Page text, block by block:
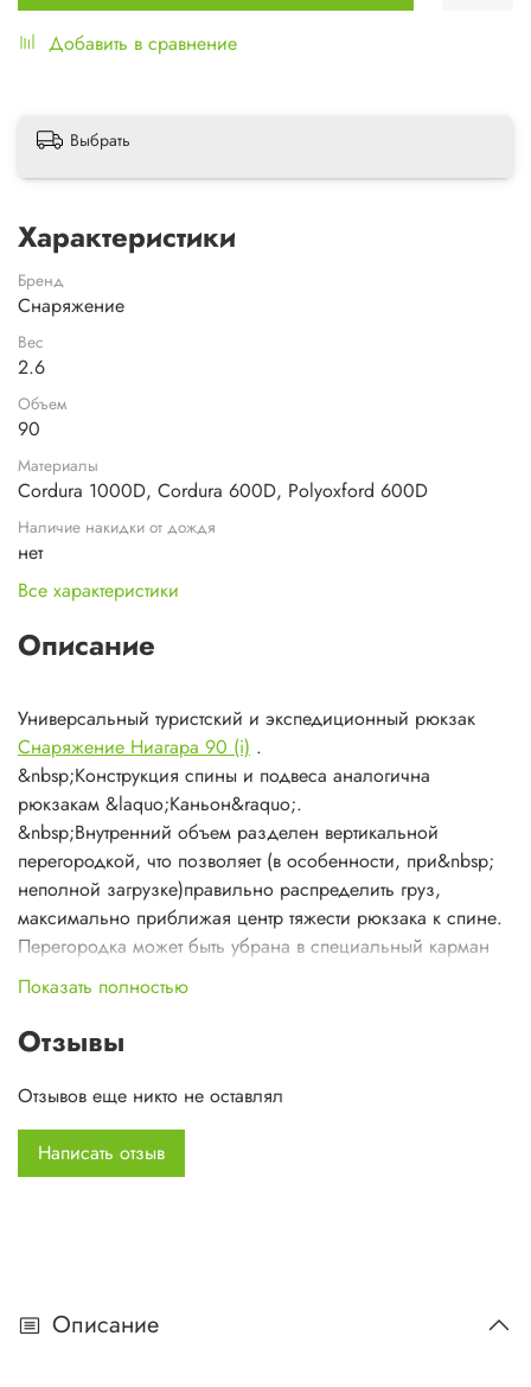
Добавить в сравнение
Выбрать
Характеристики
Бренд
Снаряжение
Вес
2.6
Объем
90
Материалы
Cordura 1000D, Cordura 600D, Polyoxford 600D
Наличие накидки от дождя
нет
Все характеристики
Описание
Универсальный туристский и экспедиционный рюкзак
Снаряжение Ниагара 90 (i) .
&nbsp;Конструкция спины и подвеса аналогична
рюкзакам &laquo;Каньон&raquo;.
&nbsp;Внутренний объем разделен вертикальной
перегородкой, что позволяет (в особенности, при&nbsp;
неполной загрузке)правильно распределить груз,
максимально приближая центр тяжести рюкзака к спине.
Перегородка может быть убрана в специальный карман
на дне рюкзака.
&radic; Полноценный дополнительный вход во
внутренний объем со стороны фасада;
&radic; Объемный карман на фасаде;
&radic; Удлиненный пояс с Х-регулировкой затяжки;
сбоку и под рюкзаком;
&radic; Три пары съемных (!) боковых стяжек позволяют
&radic; Внизу боковин плоские карманы для
Показать полностью
Отзывы
Отзывов еще никто не оставлял
Написать отзыв
Описание